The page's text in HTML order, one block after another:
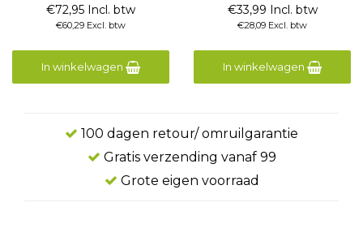
€72,95 Incl. btw
€60,29 Excl. btw
In winkelwagen
€33,99 Incl. btw
€28,09 Excl. btw
In winkelwagen
100 dagen retour/ omruilgarantie
Gratis verzending vanaf 99
Grote eigen voorraad